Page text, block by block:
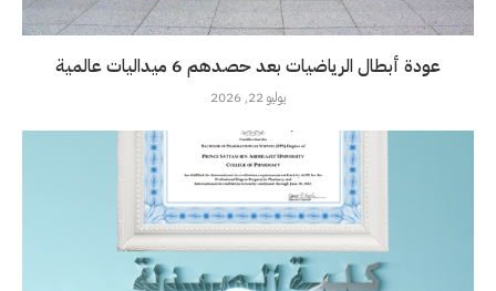
عودة أبطال الرياضيات بعد حصدهم 6 ميداليات عالمية
يوليو 22, 2026